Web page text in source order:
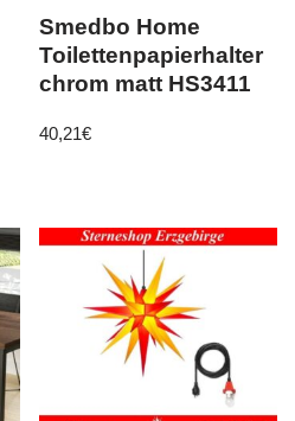
Smedbo Home
Toilettenpapierhalter
chrom matt HS3411
40,21€